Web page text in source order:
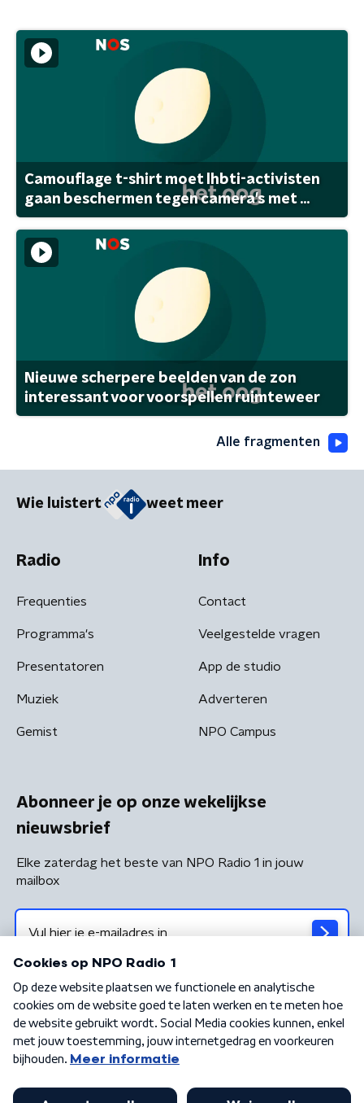
Camouflage t-shirt moet lhbti-activisten
gaan beschermen tegen camera's met ...
Nieuwe scherpere beelden van de zon
interessant voor voorspellen ruimteweer
Alle fragmenten
Wie luistert weet meer
Radio
Frequenties
Programma's
Presentatoren
Muziek
Gemist
Info
Contact
Veelgestelde vragen
App de studio
Adverteren
NPO Campus
Abonneer je op onze wekelijkse
nieuwsbrief
Elke zaterdag het beste van NPO Radio 1 in jouw
mailbox
Algemene voorwaarden